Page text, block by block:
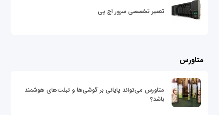
تعمیر تخصصی سرور اچ پی
متاورس
متاورس می‌تواند پایانی بر گوشی‌ها و تبلت‌های هوشمند
باشد؟